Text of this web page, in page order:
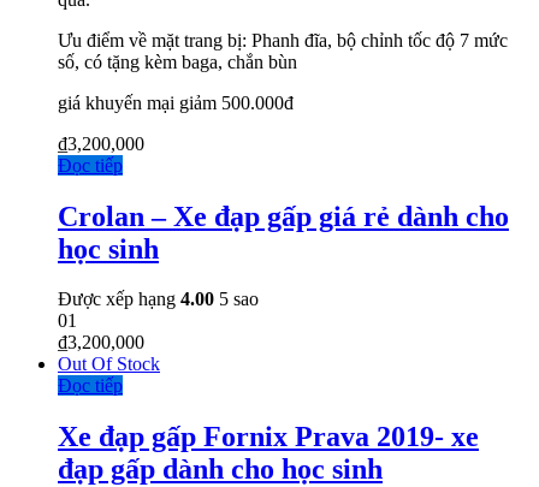
Ưu điểm về mặt trang bị: Phanh đĩa, bộ chỉnh tốc độ 7 mức
số, có tặng kèm baga, chắn bùn
giá khuyến mại giảm 500.000đ
₫3,200,000
Đọc tiếp
Crolan – Xe đạp gấp giá rẻ dành cho
học sinh
Được xếp hạng 4.00 5 sao
01
₫3,200,000
Out Of Stock
Đọc tiếp
Xe đạp gấp Fornix Prava 2019- xe
đạp gấp dành cho học sinh